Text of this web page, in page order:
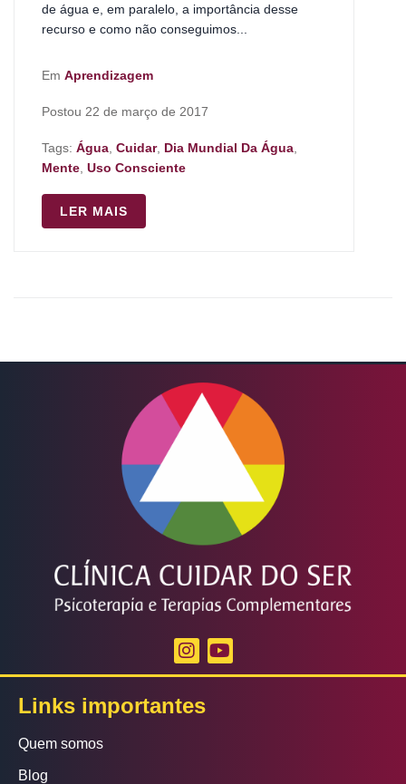
de água e, em paralelo, a importância desse
recurso e como não conseguimos...
Em Aprendizagem
Postou 22 de março de 2017
Tags: Água Cuidar, Dia Mundial Da Água
Mente Uso Consciente
LER MAIS
Links importantes
Quem somos
Blog